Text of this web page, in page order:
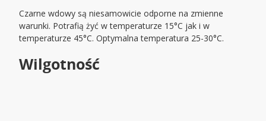
Czarne wdowy są niesamowicie odporne na zmienne
warunki. Potrafią żyć w temperaturze 15°C jak i w
temperaturze 45°C. Optymalna temperatura 25-30°C.
Wilgotność